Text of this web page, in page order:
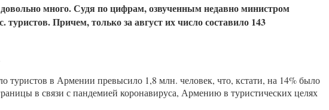
много. Судя по цифрам, озвученным недавно министром
Причем, только за август их число составило 143
в Армении превысило 1,8 млн. человек, что, кстати, на 14% было
в связи с пандемией коронавируса, Армению в туристических целях